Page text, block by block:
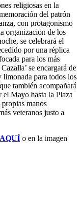
religiosas en la
del patrón
con protagonismo
organización de los
se celebrará el
por una réplica
para los más
se encargará de
limonada para todos los
también acompañará
el Mayo hasta la Plaza
manos
veteranos justo a
AQUÍ o en la imagen